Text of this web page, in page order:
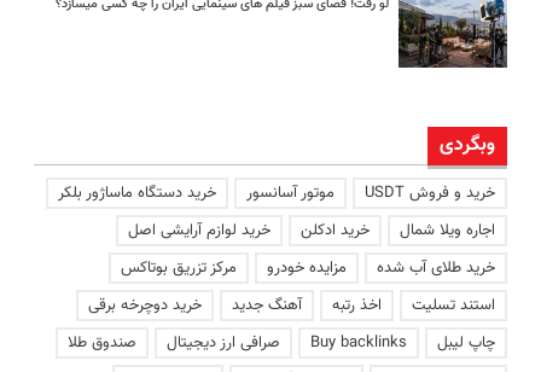
لو رفت! فضای سبز فیلم های سینمایی ایران را چه کسی میسازد؟
وبگردی
خرید و فروش USDT موتور آسانسور
خرید دستگاه ماساژور بلکر
اجاره ویلا شمال
خرید ادکلن
خرید لوازم آرایشی اصل
خرید طلای آب شده
مزایده خودرو
مرکز تزریق بوتاکس
استند تسلیت
اخذ رتبه آهنگ جدید
خرید دوچرخه برقی
چاپ لیبل
Buy backlinks صرافی ارز دیجیتال
صندوق طلا